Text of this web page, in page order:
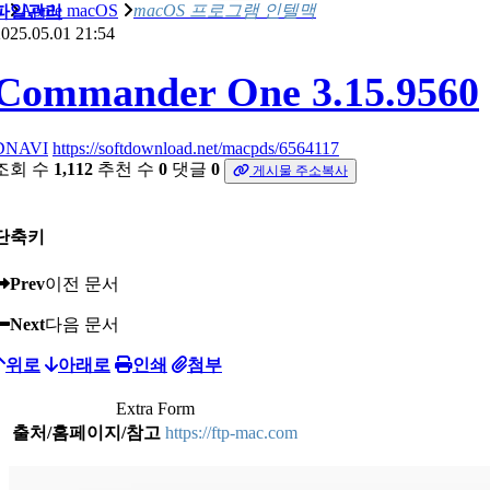
Apple macOS macOS 프로그램 인텔맥
일관리
21:54
One 3.15.9560
https://softdownload.net/macpds/6564117
회 수 1,112 추천 수 0 댓글 0 게시물 주소복사
축키
Prev이전 문서
Next다음 문서
위로 아래로 인쇄 첨부
Extra Form
출처/홈페이지/참고 https://ftp-mac.com